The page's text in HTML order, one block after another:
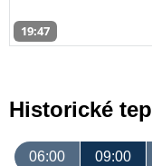
19:47
Historické
06:00 09:00